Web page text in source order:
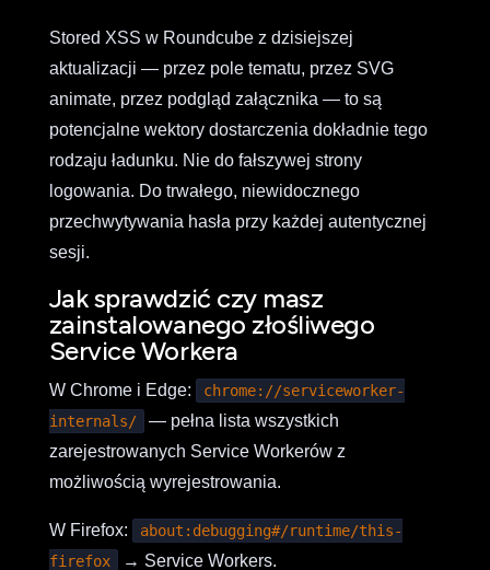
Stored XSS w Roundcube z dzisiejszej
aktualizacji — przez pole tematu, przez SVG
animate, przez podgląd załącznika — to są
potencjalne wektory dostarczenia dokładnie tego
rodzaju ładunku. Nie do fałszywej strony
logowania. Do trwałego, niewidocznego
przechwytywania hasła przy każdej autentycznej
sesji.
Jak sprawdzić czy masz
zainstalowanego złośliwego
Service Workera
W Chrome i Edge:
chrome://serviceworker-
internals/
— pełna lista wszystkich
zarejestrowanych Service Workerów z
możliwością wyrejestrowania.
W Firefox:
about:debugging#/runtime/this-
firefox
→ Service Workers.